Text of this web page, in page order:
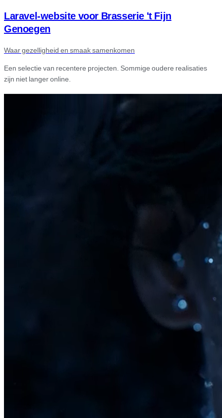
Laravel-website voor Brasserie 't Fijn
Genoegen
Waar gezelligheid en smaak samenkomen
Een selectie van recentere projecten. Sommige oudere realisaties
zijn niet langer online.